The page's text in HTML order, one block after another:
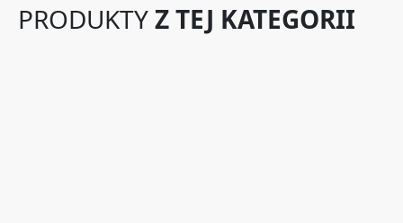
PRODUKTYZ TEJ KATEGORII